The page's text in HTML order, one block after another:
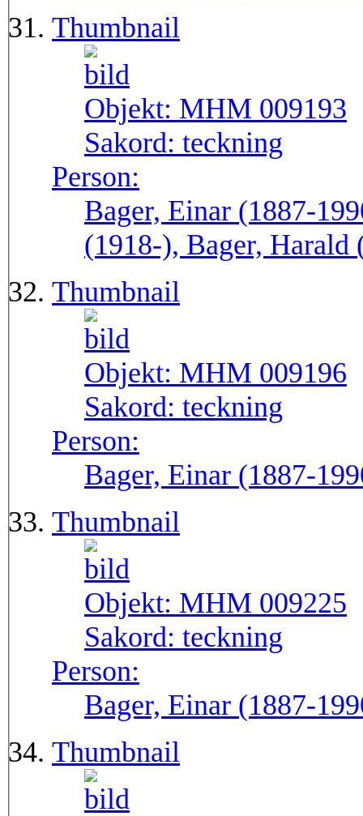
Thumbnail
Objekt: MHM 009193
Sakord: teckning
Person:
Bager, Einar (1887-
(1918-), Bager, Harald
Thumbnail
Objekt: MHM 009196
Sakord: teckning
Person:
Bager, Einar (1887-
Thumbnail
Objekt: MHM 009225
Sakord: teckning
Person:
Bager, Einar (1887-
Thumbnail